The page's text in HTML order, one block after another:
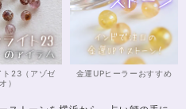
ト23（アゾゼ
オ）
金運UPヒーラーおすすめ